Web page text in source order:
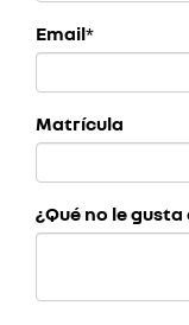
Email*
Matrícula
¿Qué no le